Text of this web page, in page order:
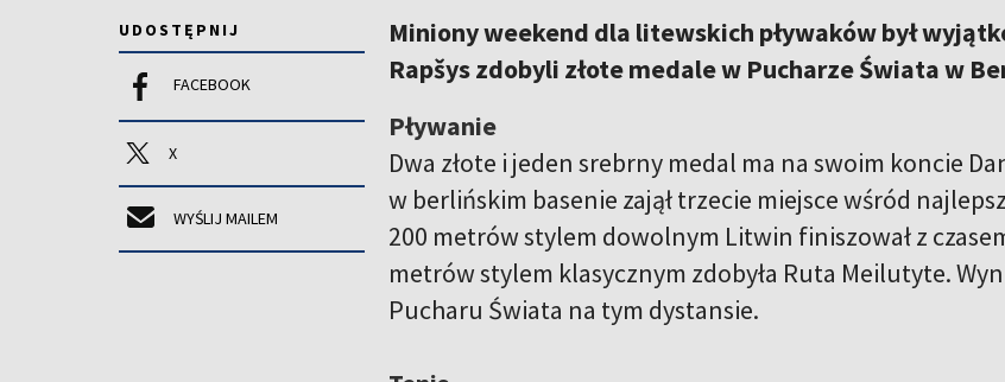
UDOSTĘPNIJ
FACEBOOK
X
WYŚLIJ MAILEM
Miniony weekend dla litewskich pływaków był
Rapšys zdobyli złote medale w Pucharze Świata w
Pływanie
Dwa złote i jeden srebrny medal ma na swoim koncie
w berlińskim basenie zajął trzecie miejsce wśród
200 metrów stylem dowolnym Litwin finiszował z
metrów stylem klasycznym zdobyła Ruta Meilutyte.
Pucharu Świata na tym dystansie.